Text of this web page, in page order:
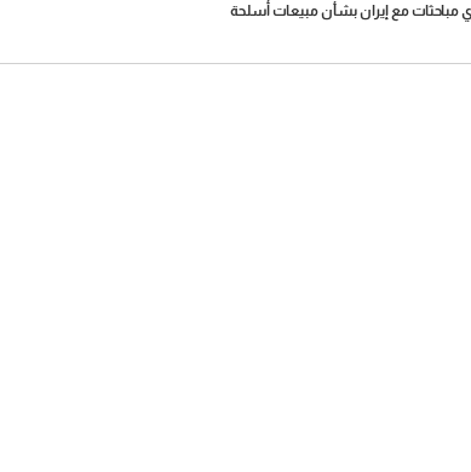
مباحثات مع إيران بشأن مبيعات أسلحة